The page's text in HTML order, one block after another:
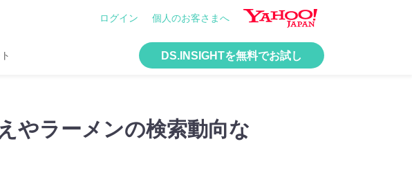
ログイン 個人のお客さまへ
DS.INSIGHTを無料でお試し
やラーメンの検索動向な